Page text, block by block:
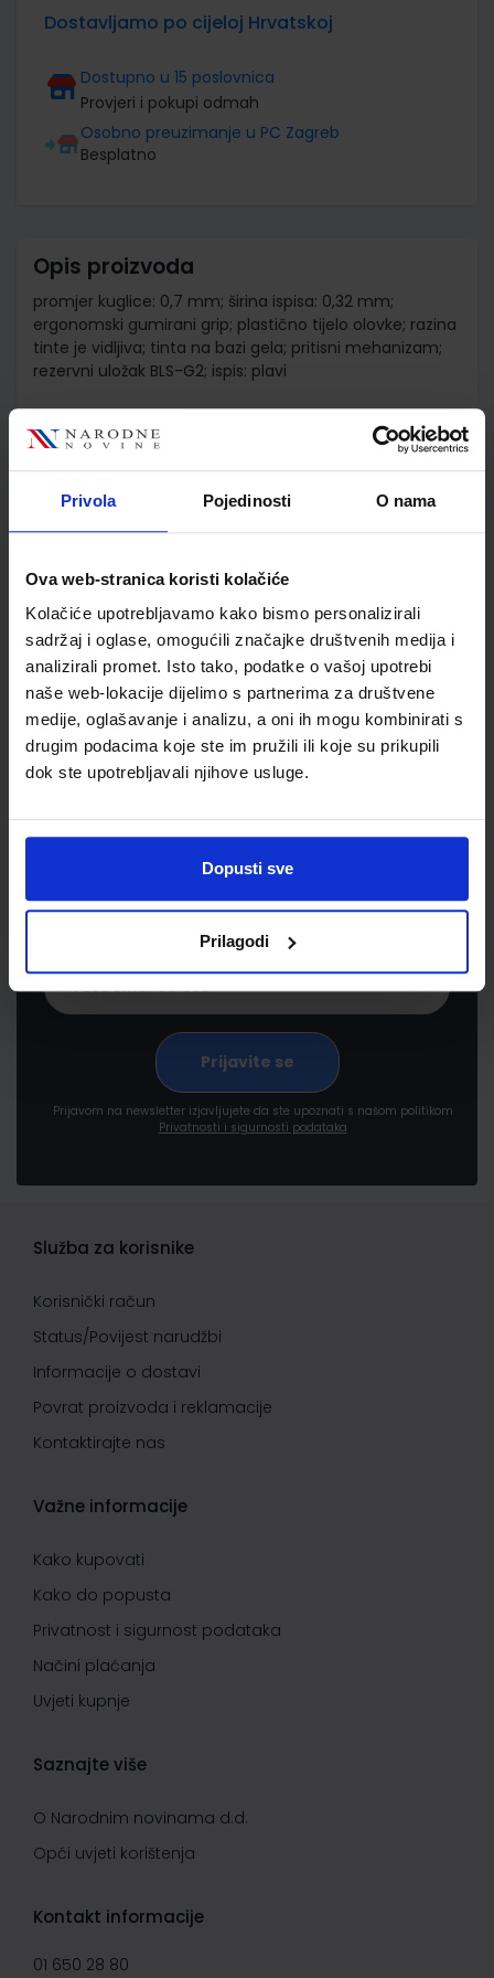
Privola Pojedinosti O nama
Ova web-stranica koristi kolačiće
Kolačiće upotrebljavamo kako bismo personalizirali
sadržaj i oglase, omogućili značajke društvenih medija i
analizirali promet. Isto tako, podatke o vašoj upotrebi
naše web-lokacije dijelimo s partnerima za društvene
medije, oglašavanje i analizu, a oni ih mogu kombinirati s
drugim podacima koje ste im pružili ili koje su prikupili
dok ste upotrebljavali njihove usluge.
Dopusti sve
Prilagodi
Dostavljamo po cijeloj Hrvatskoj
Dostupno u 15 poslovnica
Provjeri i pokupi odmah
Osobno preuzimanje u PC Zagreb
Besplatno
Opis proizvoda
promjer kuglice: 0,7 mm; širina ispisa: 0,32 mm;
ergonomski gumirani grip; plastično tijelo olovke; razina
tinte je vidljiva; tinta na bazi gela; pritisni mehanizam;
rezervni uložak BLS-G2; ispis: plavi
Detalji proizvoda
Šifra proizvoda
595035
Jedinična mjera
Newsletter prijava
Prijavite se kako bi primali informacije o novim
proizvodima i uslugama, akcijama i drugim
pogodnostima
Prijavom na newsletter izjavljujete da ste upoznati s našom politikom
Privatnosti i sigurnosti podataka
Služba za korisnike
Korisnički račun
Status/Povijest narudžbi
Informacije o dostavi
Povrat proizvoda i reklamacije
Kontaktirajte nas
Važne informacije
Kako kupovati
Kako do popusta
Privatnost i sigurnost podataka
Načini plaćanja
Uvjeti kupnje
Saznajte više
O Narodnim novinama d.d.
Opći uvjeti korištenja
Kontakt informacije
01 650 28 80